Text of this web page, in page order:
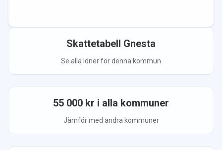
Skattetabell Gnesta
Se alla löner för denna kommun
55 000 kr i alla kommuner
Jämför med andra kommuner